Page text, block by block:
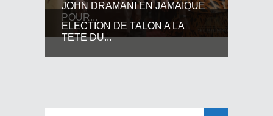
JOHN DRAMANI EN JAMAIQUE
POUR...
ELECTION DE TALON A LA
TETE DU...